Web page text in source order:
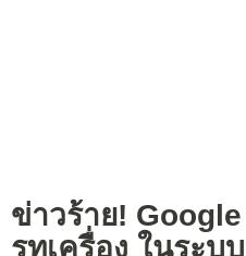
ข่าวร้าย!
รูทเครื่อง ในระบ